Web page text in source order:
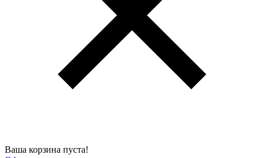
Ваша корзина пуста!